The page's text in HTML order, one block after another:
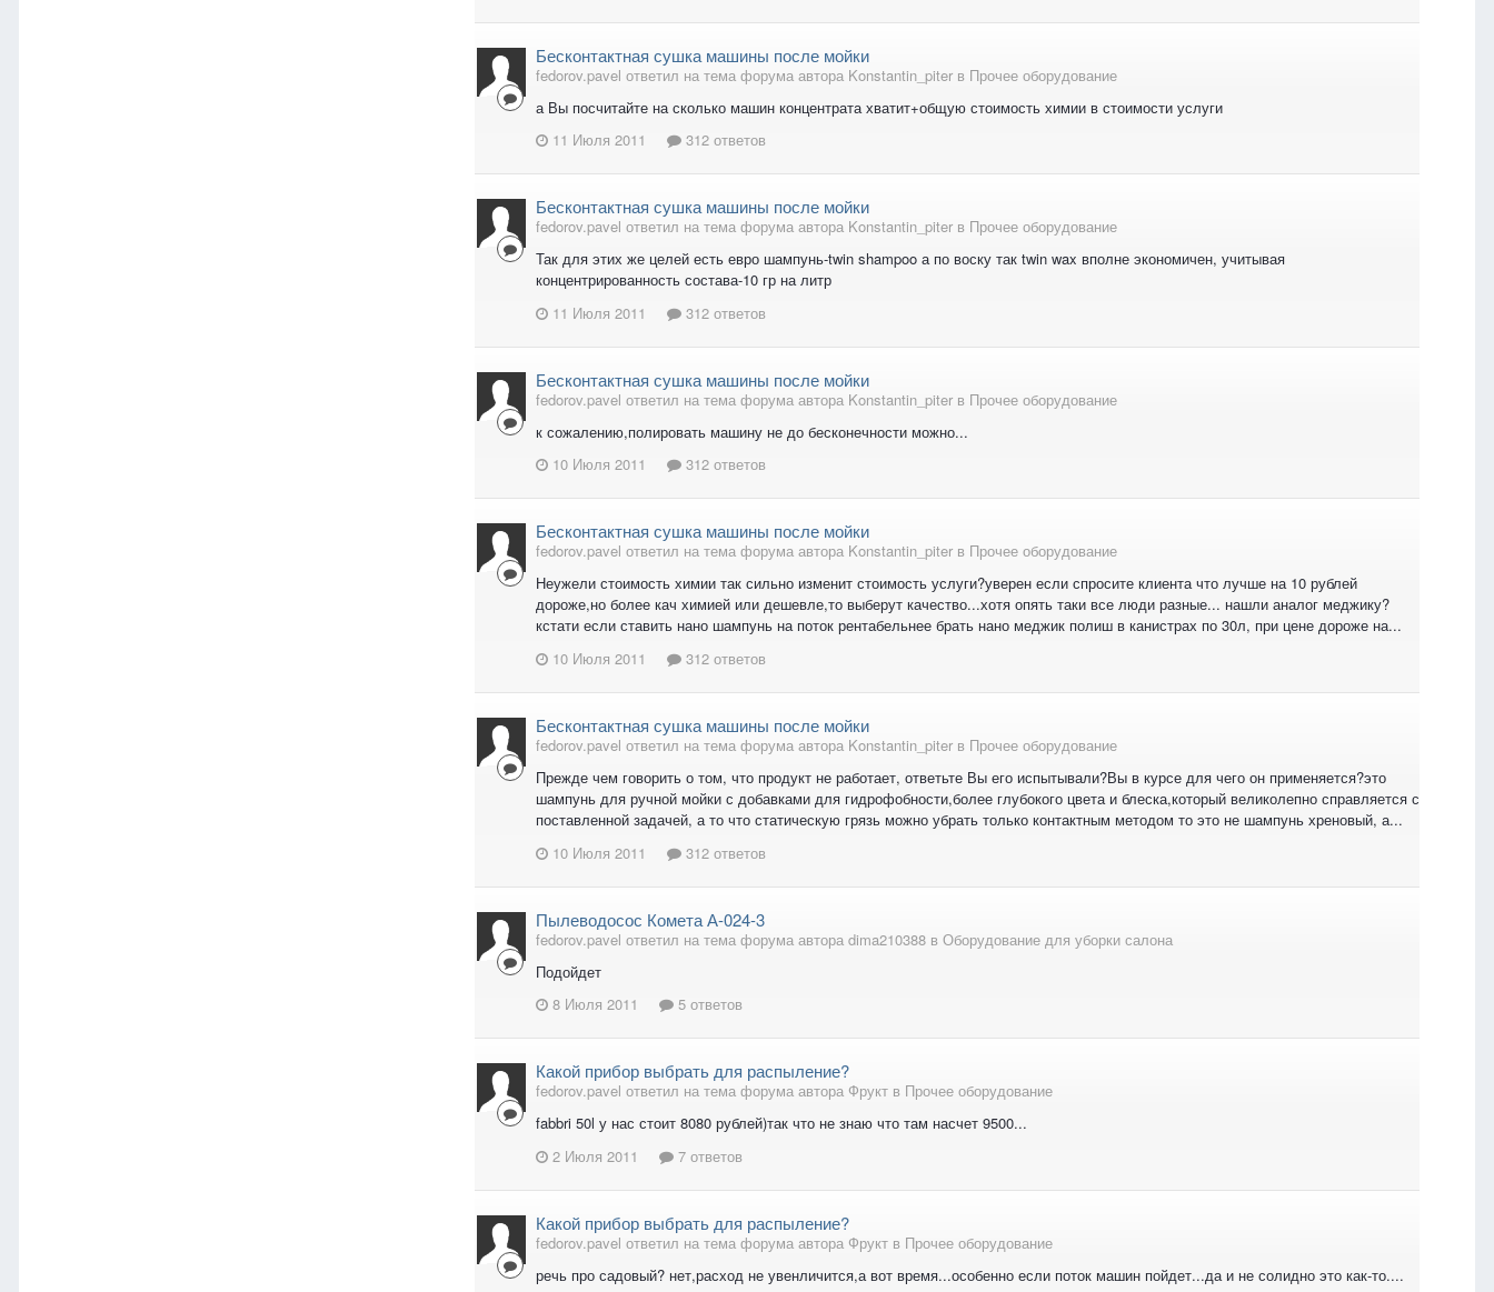
Бесконтактная сушка машины после мойки
fedorov.pavel ответил на тема форума автора Konstantin_piter в Прочее оборудование
а Вы посчитайте на сколько машин концентрата хватит+общую стоимость химии в стоимости услуги
11 Июля 2011
312 ответов
Бесконтактная сушка машины после мойки
fedorov.pavel ответил на тема форума автора Konstantin_piter в Прочее оборудование
Так для этих же целей есть евро шампунь-twin shampoo а по воску так twin wax вполне экономичен, учитывая
концентрированность состава-10 гр на литр
11 Июля 2011
312 ответов
Бесконтактная сушка машины после мойки
fedorov.pavel ответил на тема форума автора Konstantin_piter в Прочее оборудование
к сожалению,полировать машину не до бесконечности можно...
10 Июля 2011
312 ответов
Бесконтактная сушка машины после мойки
fedorov.pavel ответил на тема форума автора Konstantin_piter в Прочее оборудование
Неужели стоимость химии так сильно изменит стоимость услуги?уверен если спросите клиента что лучше на 10 рублей
дороже,но более кач химией или дешевле,то выберут качество...хотя опять таки все люди разные... нашли аналог меджику?
кстати если ставить нано шампунь на поток рентабельнее брать нано меджик полиш в канистрах по 30л, при цене дороже на...
10 Июля 2011
312 ответов
Бесконтактная сушка машины после мойки
fedorov.pavel ответил на тема форума автора Konstantin_piter в Прочее оборудование
Прежде чем говорить о том, что продукт не работает, ответьте Вы его испытывали?Вы в курсе для чего он применяется?это
шампунь для ручной мойки с добавками для гидрофобности,более глубокого цвета и блеска,который великолепно справляется с
поставленной задачей, а то что статическую грязь можно убрать только контактным методом то это не шампунь хреновый, а...
10 Июля 2011
312 ответов
Пылеводосос Комета А-024-3
fedorov.pavel ответил на тема форума автора dima210388 в Оборудование для уборки салона
Подойдет
8 Июля 2011
5 ответов
Какой прибор выбрать для распыление?
fedorov.pavel ответил на тема форума автора Фрукт в Прочее оборудование
fabbri 50l у нас стоит 8080 рублей)так что не знаю что там насчет 9500...
2 Июля 2011
7 ответов
Какой прибор выбрать для распыление?
fedorov.pavel ответил на тема форума автора Фрукт в Прочее оборудование
речь про садовый? нет,расход не увенличится,а вот время...особенно если поток машин пойдет...да и не солидно это как-то....